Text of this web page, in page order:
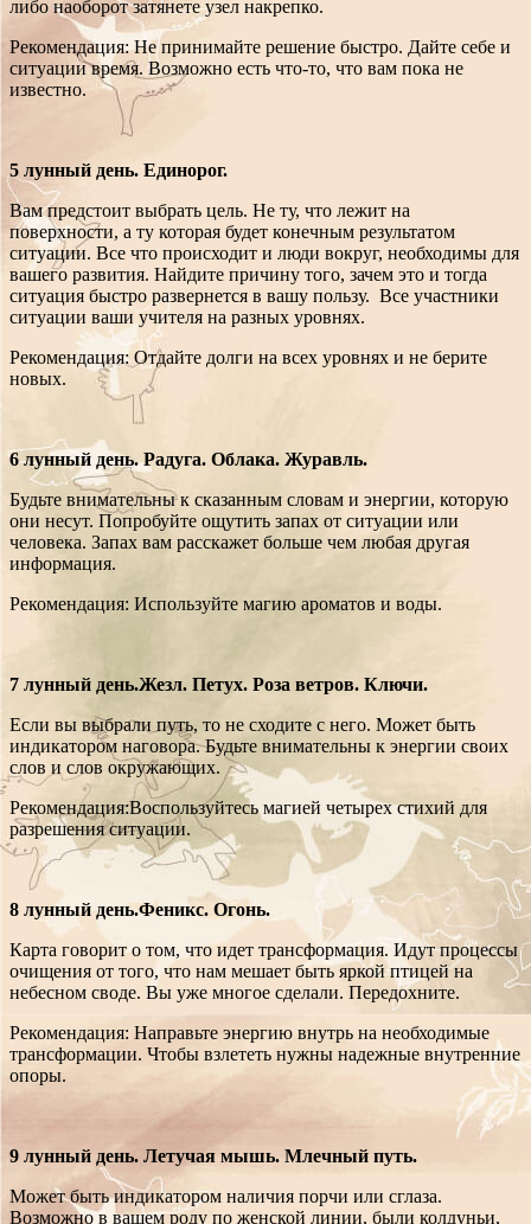
либо наоборот затянете узел накрепко.
Рекомендация: Не принимайте решение быстро. Дайте себе и
ситуации время. Возможно есть что-то, что вам пока не
известно.
5 лунный день. Единорог.
Вам предстоит выбрать цель. Не ту, что лежит на
поверхности, а ту которая будет конечным результатом
ситуации. Все что происходит и люди вокруг, необходимы для
вашего развития. Найдите причину того, зачем это и тогда
ситуация быстро развернется в вашу пользу. Все участники
ситуации ваши учителя на разных уровнях.
Рекомендация: Отдайте долги на всех уровнях и не берите
новых.
6 лунный день. Радуга. Облака. Журавль.
Будьте внимательны к сказанным словам и энергии, которую
они несут. Попробуйте ощутить запах от ситуации или
человека. Запах вам расскажет больше чем любая другая
информация.
Рекомендация: Используйте магию ароматов и воды.
7 лунный день.Жезл. Петух. Роза ветров. Ключи.
Если вы выбрали путь, то не сходите с него. Может быть
индикатором наговора. Будьте внимательны к энергии своих
слов и слов окружающих.
Рекомендация:Воспользуйтесь магией четырех стихий для
разрешения ситуации.
8 лунный день.Феникс. Огонь.
Карта говорит о том, что идет трансформация. Идут процессы
очищения от того, что нам мешает быть яркой птицей на
небесном своде. Вы уже многое сделали. Передохните.
Рекомендация: Направьте энергию внутрь на необходимые
трансформации. Чтобы взлететь нужны надежные внутренние
опоры.
9 лунный день. Летучая мышь. Млечный путь.
Может быть индикатором наличия порчи или сглаза.
Возможно в вашем роду по женской линии, были колдуньи,